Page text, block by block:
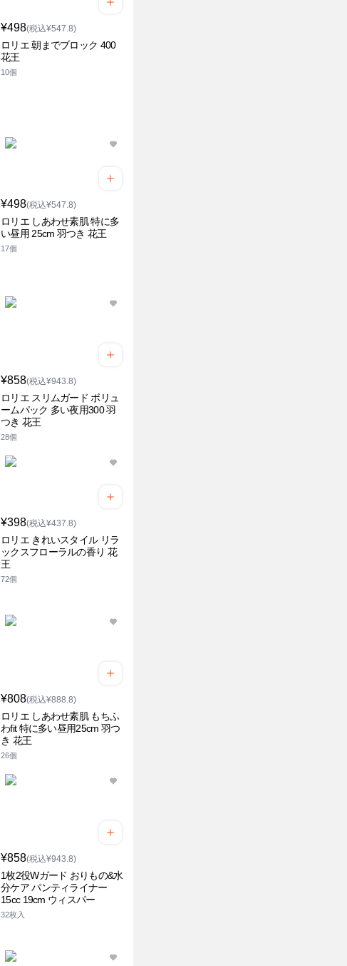
¥498(税込¥547.8)
ロリエ 朝までブロック 400
花王
10個
¥498(税込¥547.8)
ロリエ しあわせ素肌 特に多
い昼用 25cm 羽つき 花王
17個
¥858(税込¥943.8)
ロリエ スリムガード ボリュ
ームパック 多い夜用300 羽
つき 花王
28個
¥398(税込¥437.8)
ロリエ きれいスタイル リラ
ックスフローラルの香り 花
王
72個
¥808(税込¥888.8)
ロリエ しあわせ素肌 もちふ
わfit 特に多い昼用25cm 羽つ
き 花王
26個
¥858(税込¥943.8)
1枚2役Wガード おりもの&水
分ケア パンティライナー
15cc 19cm ウィスパー
32枚入